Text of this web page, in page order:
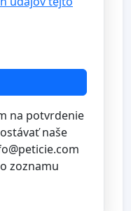
na potvrdenie
naše
zoznamu